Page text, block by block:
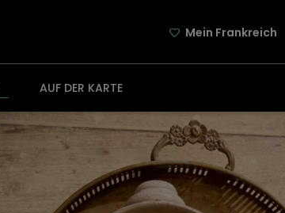
Mein Frankreich
kooperation
kontakt
AUF DER KARTE